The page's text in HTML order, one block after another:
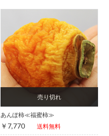
あんぽ柿≪福蜜柿≫
￥7,770 送料無料